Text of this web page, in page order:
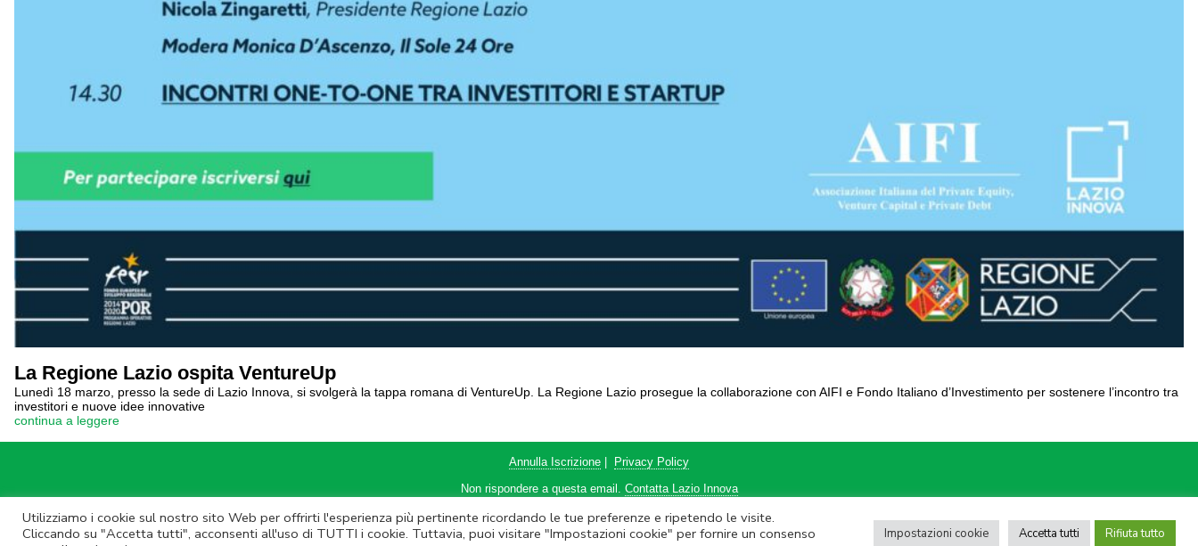
Utilizziamo i cookie sul nostro sito Web per offrirti l'esperienza più pertinente ricordando le tue preferenze e ripetendo le visite.
Cliccando su "Accetta tutti", acconsenti all'uso di TUTTI i cookie. Tuttavia, puoi visitare "Impostazioni cookie" per fornire un consenso
Impostazioni cookie Accetta tutti Rifiuta tutto
La Regione Lazio ospita VentureUp
Lunedì 18 marzo, presso la sede di Lazio Innova, si svolgerà la tappa romana di VentureUp. La Regione Lazio prosegue la collaborazione con AIFI e Fondo Italiano d’Investimento per sostenere l’incontro tra
investitori e nuove idee innovative
continua a leggere
Annulla Iscrizione
Privacy Policy
Non rispondere a questa email. Contatta Lazio Innova
© Lazio Innova SpA – Via dell’Amba Aradam, 9 – 00184 Roma – Tel. 06.60.51.60 – P.IVA 05950941004